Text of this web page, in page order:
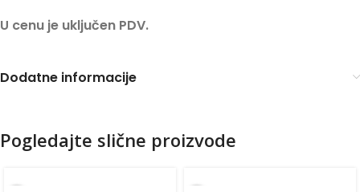
U cenu je uključen PDV.
Dodatne informacije
Pogledajte slične proizvode